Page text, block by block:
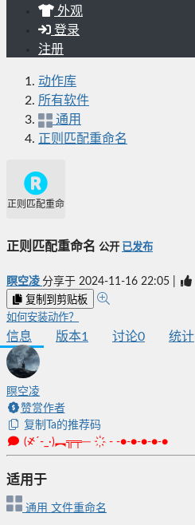
外观
登录
注册
动作库
所有软件
通用
正则匹配重命名
正则匹配重命名
正则匹配重命名 公开 已发布
瞑空凌 分享于 2024-11-16 22:05
复制到剪贴板
如何安装动作？
信息 版本1 讨论0 统计
瞑空凌
赞赏作者
复制Ta的推荐码
(҂´-_·)︻╦╤─ ҉ - -●-●-●-●-●
适用于
通用 文件重命名